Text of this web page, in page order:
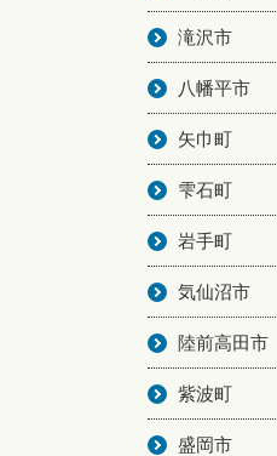
滝沢市
八幡平市
矢巾町
雫石町
岩手町
気仙沼市
陸前高田市
紫波町
盛岡市